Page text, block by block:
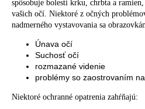
spôsobuje bolesti krku, chrbta a
vašich očí. Niektoré z očných
nadmerného vystavovania sa
Únava očí
Suchosť očí
rozmazané videnie
problémy so zaostrovaním
Niektoré ochranné opatrenia zahŕňajú: